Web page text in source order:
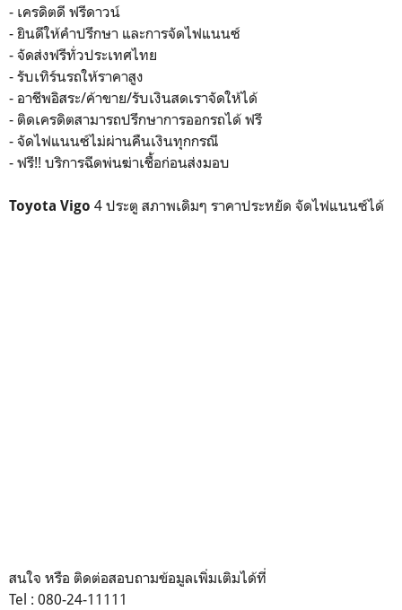
- เครดิตดี ฟรีดาวน์
- ยินดีให้คำปรึกษา และการจัดไฟแนนซ์
- จัดส่งฟรีทั่วประเทศไทย
- รับเทิร์นรถให้ราคาสูง
- อาชีพอิสระ/ค้าขาย/รับเงินสดเราจัดให้ได้
- ติดเครดิตสามารถปรึกษาการออกรถได้ ฟรี
- จัดไฟแนนซ์ไม่ผ่านคืนเงินทุกกรณี
- ฟรี!! บริการฉีดพ่นฆ่าเชื้อก่อนส่งมอบ
Toyota Vigo 4 ประตู สภาพเดิมๆ ราคาประหยัด จัดไฟแนนซ์ได้
สนใจ หรือ ติดต่อสอบถามข้อมูลเพิ่มเติมได้ที่
Tel : 080-24-11111